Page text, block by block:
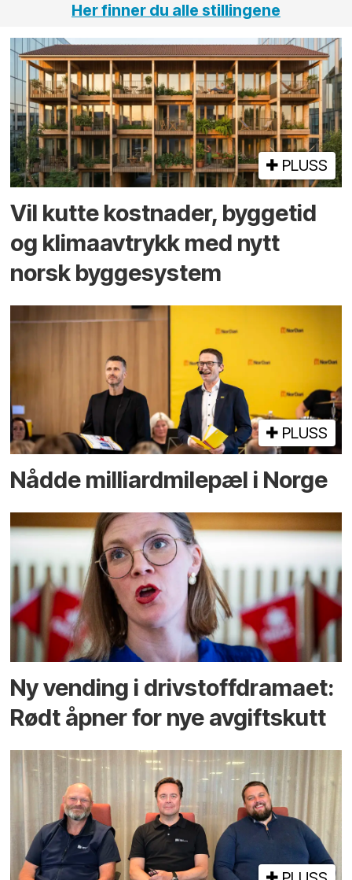
Her finner du alle stillingene
PLUSS
Vil kutte kostnader, byggetid
og klima­avtrykk med nytt
norsk bygge­system
PLUSS
Nådde milliard­­milepæl i Norge
Ny vending i drivstoffdramaet:
Rødt åpner for nye avgiftskutt